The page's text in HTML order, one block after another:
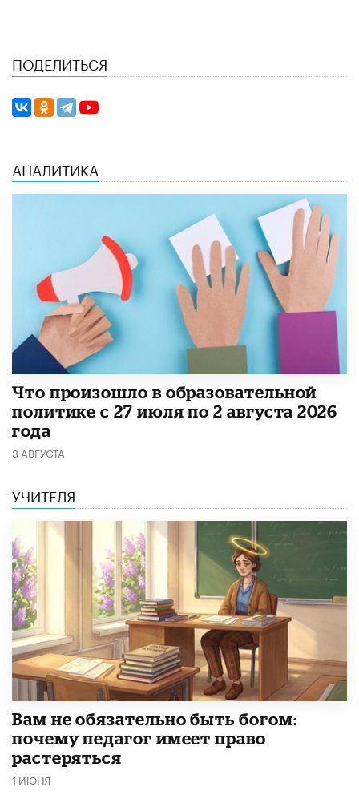
ПОДЕЛИТЬСЯ
АНАЛИТИКА
​Что произошло в образовательной
политике с 27 июля по 2 августа 2026
года
3 АВГУСТА
УЧИТЕЛЯ
​Вам не обязательно быть богом:
почему педагог имеет право
растеряться
1 ИЮНЯ